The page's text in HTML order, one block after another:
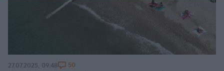
27.07.2025, 09:48 50